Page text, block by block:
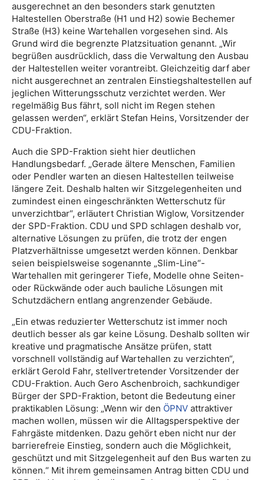
ausgerechnet an den besonders stark genutzten
Haltestellen Oberstraße (H1 und H2) sowie Bechemer
Straße (H3) keine Wartehallen vorgesehen sind. Als
Grund wird die begrenzte Platzsituation genannt. „Wir
begrüßen ausdrücklich, dass die Verwaltung den Ausbau
der Haltestellen weiter vorantreibt. Gleichzeitig darf aber
nicht ausgerechnet an zentralen Einstiegshaltestellen auf
jeglichen Witterungsschutz verzichtet werden. Wer
regelmäßig Bus fährt, soll nicht im Regen stehen
gelassen werden“, erklärt Stefan Heins, Vorsitzender der
CDU-Fraktion.
Auch die SPD-Fraktion sieht hier deutlichen
Handlungsbedarf. „Gerade ältere Menschen, Familien
oder Pendler warten an diesen Haltestellen teilweise
längere Zeit. Deshalb halten wir Sitzgelegenheiten und
zumindest einen eingeschränkten Wetterschutz für
unverzichtbar“, erläutert Christian Wiglow, Vorsitzender
der SPD-Fraktion. CDU und SPD schlagen deshalb vor,
alternative Lösungen zu prüfen, die trotz der engen
Platzverhältnisse umgesetzt werden können. Denkbar
seien beispielsweise sogenannte „Slim-Line“-
Wartehallen mit geringerer Tiefe, Modelle ohne Seiten-
oder Rückwände oder auch bauliche Lösungen mit
Schutzdächern entlang angrenzender Gebäude.
„Ein etwas reduzierter Wetterschutz ist immer noch
deutlich besser als gar keine Lösung. Deshalb sollten wir
kreative und pragmatische Ansätze prüfen, statt
vorschnell vollständig auf Wartehallen zu verzichten“,
erklärt Gerold Fahr, stellvertretender Vorsitzender der
CDU-Fraktion. Auch Gero Aschenbroich, sachkundiger
Bürger der SPD-Fraktion, betont die Bedeutung einer
praktikablen Lösung: „Wenn wir den ÖPNV attraktiver
machen wollen, müssen wir die Alltagsperspektive der
Fahrgäste mitdenken. Dazu gehört eben nicht nur der
barrierefreie Einstieg, sondern auch die Möglichkeit,
geschützt und mit Sitzgelegenheit auf den Bus warten zu
können.“ Mit ihrem gemeinsamen Antrag bitten CDU und